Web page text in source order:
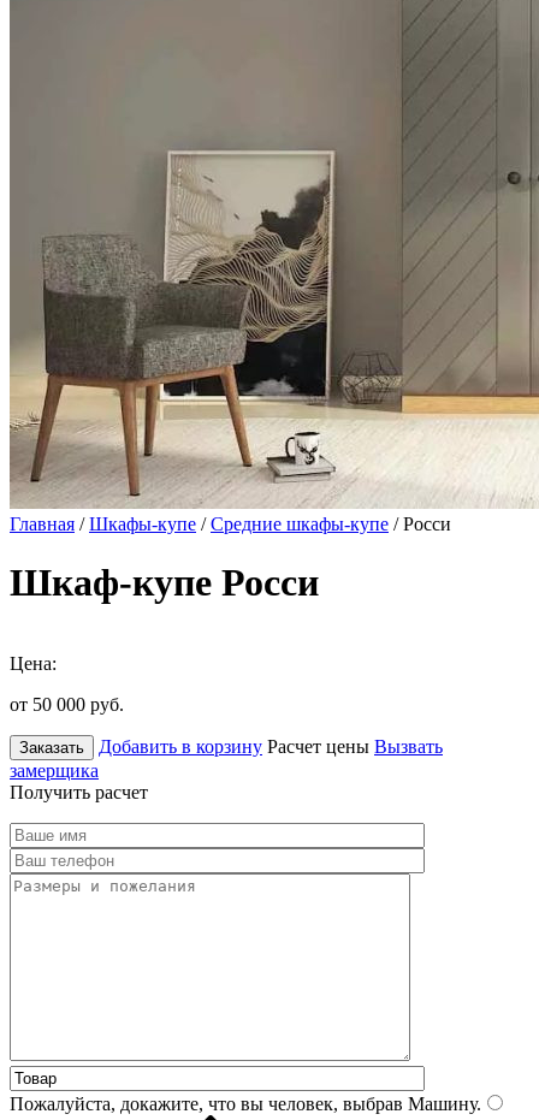
Главная /Шкафы-купе /Средние шкафы-купе / Росси
Шкаф-купе Росси
Цена:
от 50 000 руб.
Заказать Добавить в корзину Расчет цены Вызвать
замерщика
Получить расчет
Пожалуйста, докажите, что вы человек, выбрав Машину.